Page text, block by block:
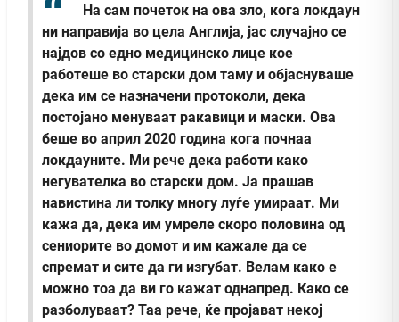
На сам почеток на ова зло, кога локдаун
ни направија во цела Англија, јас случајно се
најдов со едно медицинско лице кое
работеше во старски дом таму и објаснуваше
дека им се назначени протоколи, дека
постојано менуваат ракавици и маски. Ова
беше во април 2020 година кога почнаа
локдауните. Ми рече дека работи како
негувателка во старски дом. Ја прашав
навистина ли толку многу луѓе умираат. Ми
кажа да, дека им умреле скоро половина од
сениорите во домот и им кажале да се
спремат и сите да ги изгубат. Велам како е
можно тоа да ви го кажат однапред. Како се
разболуваат? Таа рече, ќе пројават некој